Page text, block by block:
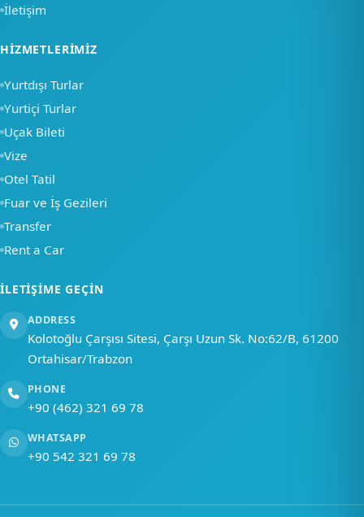
İletişim
HIZMETLERIMIZ
Yurtdışı Turlar
Yurtiçi Turlar
Uçak Bileti
Vize
Otel Tatil
Fuar ve İş Gezileri
Transfer
Rent a Car
İLETIŞIME GEÇIN
ADDRESS
Kolotoğlu Çarşısı Sitesi, Çarşı Uzun Sk. No:62/B, 61200
Ortahisar/Trabzon
PHONE
+90 (462) 321 69 78
WHATSAPP
+90 542 321 69 78
Merhaba, nasıl
yardımcı olabiliriz?
Ana Sayfa Hızlı Menü Hesap